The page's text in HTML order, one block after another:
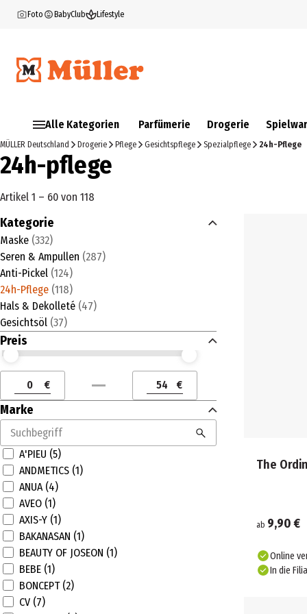
Foto BabyClub Lifestyle
Alle Kategorien Parfümerie Drogerie
MÜLLER Deutschland Drogerie Pflege Gesichtspflege Spezialpflege 24h-Pflege
24h-pflege
Artikel 1 – 60 von 118
Kategorie
Maske (332)
Seren & Ampullen (287)
Anti-Pickel (124)
24h-Pflege (118)
Hals & Dekolleté (47)
Gesichtsöl (37)
Preis
Preis (€) ab
Preis (€) bis
Preis (€) ab
€
Preis (€) bis
€
Marke
A'PIEU (5)
ANDMETICS (1)
ANUA (4)
AVEO (1)
AXIS-Y (1)
BAKANASAN (1)
BEAUTY OF JOSEON (1)
BEBE (1)
BONCEPT (2)
CV (7)
The
ab 9,90 €
Online
In die